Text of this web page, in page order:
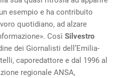
esempio e ha contribuito
quotidiano, ad alzare
Così Silvestro
dei Giornalisti dell’Emilia-
caporedattore e dal 1996 al
regionale ANSA,